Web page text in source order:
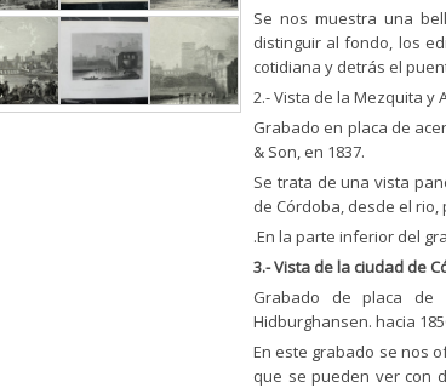
Se nos muestra una
distinguir al fondo, los
cotidiana y detrás el
2.- Vista de la Mezquita y
Grabado en placa de
& Son, en 1837.
Se trata de una vista
de Córdoba, desde el
.En la parte inferior del
3.- Vista de la ciudad de
Grabado de placa de
Hidburghansen. hacia
En este grabado se nos
que se pueden ver con